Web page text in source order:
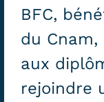
BFC,
du
aux
rejoindre